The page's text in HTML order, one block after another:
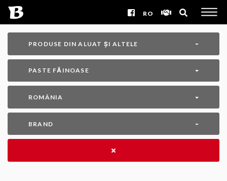
RO
PRODUSE DIN ALUAT ȘI ALTELE
PASTE FĂINOASE
ROMÂNIA
BRAND